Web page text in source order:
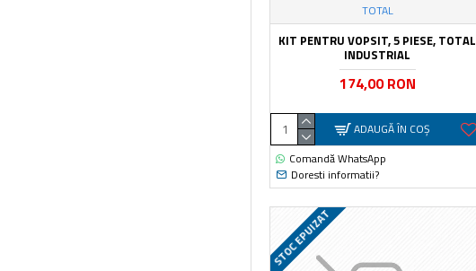
TOTAL
KIT PENTRU VOPSIT, 5 PIESE, TOTAL
INDUSTRIAL
174,00 RON
ADAUGĂ ÎN COŞ
Comandă WhatsApp
Doresti informatii?
STOC EPUIZAT